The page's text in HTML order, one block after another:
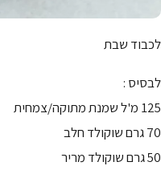
לכבוד שבת
לבסיס :
125 מ'ל שמנת מתוקה/צמחית
70 גרם שוקולד חלב
50 גרם שוקולד מריר